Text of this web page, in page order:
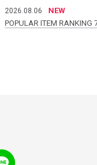
2026.08.06
NEW
POPULAR ITEM